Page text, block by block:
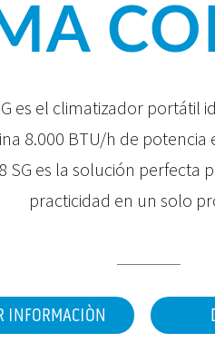
es el climatizador portátil
8.000 BTU/h de potencia
SG es la solución perfecta
practicidad en un solo
INFORMACIÒN